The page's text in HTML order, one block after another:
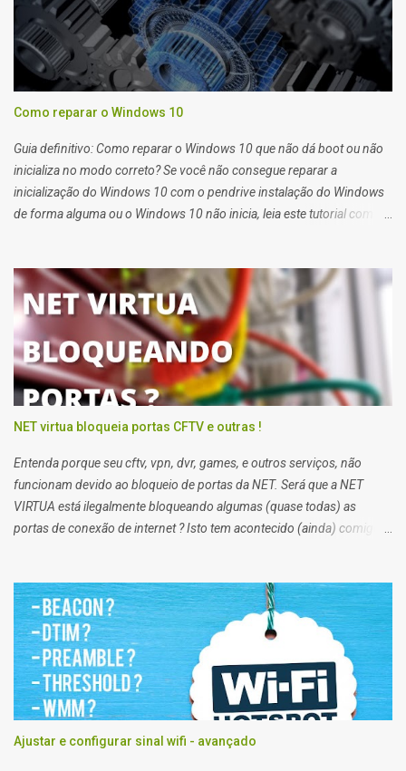
Como reparar o Windows 10
Guia definitivo: Como reparar o Windows 10 que não dá boot ou não
inicializa no modo correto? Se você não consegue reparar a
inicialização do Windows 10 com o pendrive instalação do Windows
de forma alguma ou o Windows 10 não inicia, leia este tutorial com
usar o pendrive de instalação do sistema ou o reparo de inicialização
do Windows 10.
NET virtua bloqueia portas CFTV e outras !
Entenda porque seu cftv, vpn, dvr, games, e outros serviços, não
funcionam devido ao bloqueio de portas da NET. Será que a NET
VIRTUA está ilegalmente bloqueando algumas (quase todas) as
portas de conexão de internet ? Isto tem acontecido (ainda) comigo
servidores via SSH (que pessoalmente odeio), e noto que em alguns
clientes eu consigo, e em outros não. Segundo a net, no plano
residencial as portas 21 e 22, 25, 53, 80, 110, 135, 136 a 139, 443,
445, 587, e 434, são bloqueadas para usuários de planos domésticos,
de outra forma eu teria que trocar meu plano para empresarial.
Ajustar e configurar sinal wifi - avançado